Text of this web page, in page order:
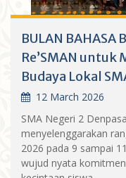
BULAN BAHASA
Re’SMAN
Budaya Lokal
12 March 2026
SMA Negeri 2
menyelenggarakan
2026 pada 9 sampai
wujud nyata